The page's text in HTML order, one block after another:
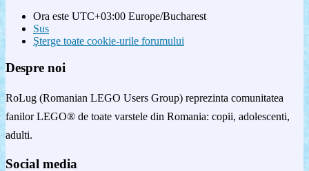
Ora este UTC+03:00 Europe/Bucharest
Sus
Şterge toate cookie-urile forumului
Despre noi
RoLug (Romanian LEGO Users Group) reprezinta comunitatea
fanilor LEGO® de toate varstele din Romania: copii, adolescenti,
adulti.
Social media